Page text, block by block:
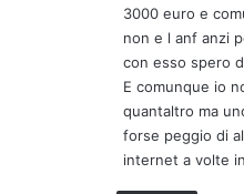
3000 euro e
non e l anf anzi
con esso spero
E comunque io
quantaltro ma
forse peggio di
internet a volte